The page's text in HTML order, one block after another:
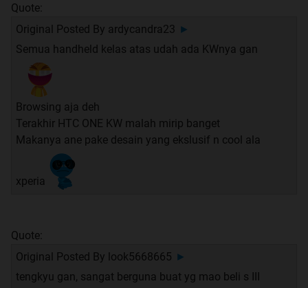
Quote:
Original Posted By ardycandra23 ►
Semua handheld kelas atas udah ada KWnya gan
Browsing aja deh
Terakhir HTC ONE KW malah mirip banget
Makanya ane pake desain yang ekslusif n cool ala
xperia
Quote:
Original Posted By look5668665 ►
tengkyu gan, sangat berguna buat yg mao beli s III